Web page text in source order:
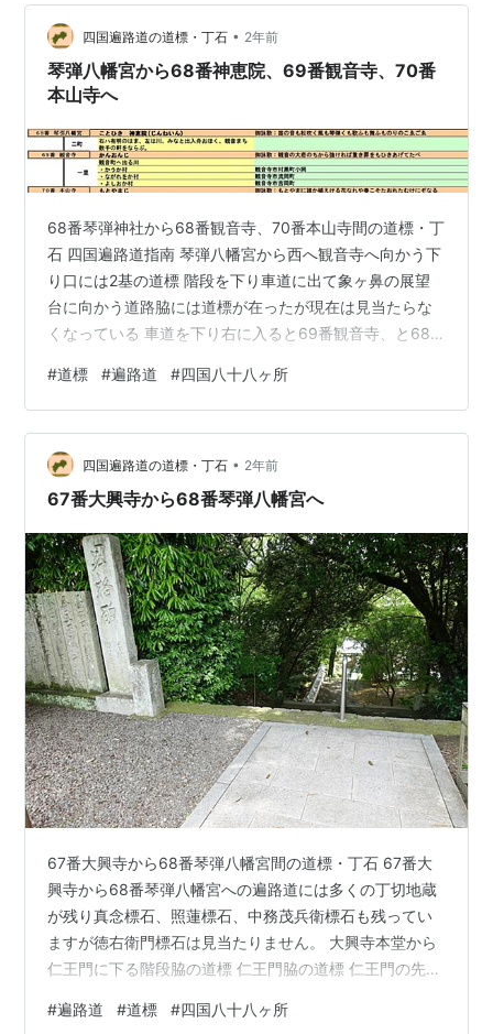
意？？？ 久礼の街並みを歩きます 大正市場 レトロな看
板 AstrHoriは無限が出ない？ 営業中のようです 片ボケも
あるみたいだね この煙突は？ 高知…
四国遍路道の道標・丁石 • 2年前
琴弾八幡宮から68番神恵院、69番観音寺、70番
本山寺へ
68番琴弾神社から68番観音寺、70番本山寺間の道標・丁
石 四国遍路道指南 琴弾八幡宮から西へ観音寺へ向かう下
り口には2基の道標 階段を下り車道に出て象ヶ鼻の展望
台に向かう道路脇には道標が在ったが現在は見当たらな
くなっている 車道を下り右に入ると69番観音寺、と68
標 観音寺境内には西国33ヶ所のミニ霊場があり観音像が
並んでいる 観音寺の仁王門を出て下る階段脇には徳右衛
門標石と2基の道標 これより本山寺へ 豊田郡の写し西国
三十三所を示す道標 染川橋の脇には照蓮標石 マルモ印刷
前の道標 県道から右へ別れ小川を渡った先の道標 すぐ近
#道標 #遍路道 #四国八十八ヶ所
四国遍路道の道標・丁石 • 2年前
67番大興寺から68番琴弾八幡宮へ
67番大興寺から68番琴弾八幡宮間の道標・丁石 67番大
興寺から68番琴弾八幡宮への遍路道には多くの丁切地蔵
が残り真念標石、照蓮標石、中務茂兵衛標石も残ってい
ますが徳右衛門標石は見当たりません。 大興寺本堂から
仁王門に下る階段脇の道標 仁王門脇の道標 仁王門の先に
まで丁切地蔵が多く残っていて38丁石迄確認 3基の丁石
#遍路道 #道標 #四国八十八ヶ所